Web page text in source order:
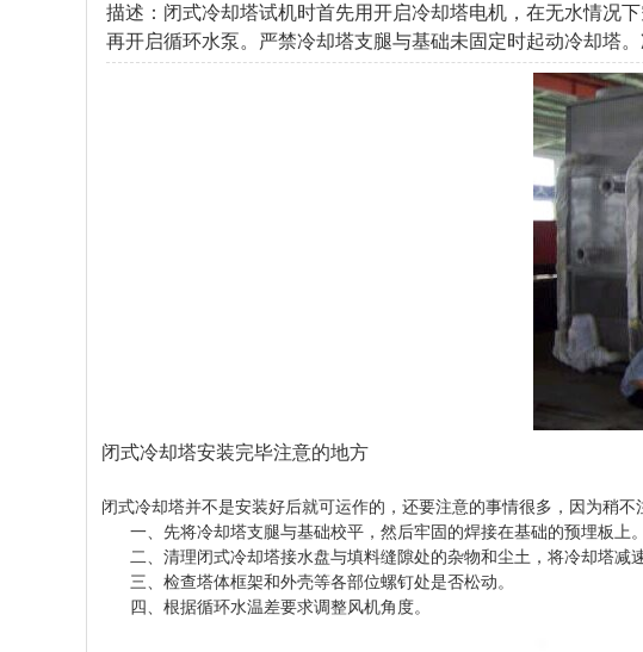
描述：闭式冷却塔试机时首先用开启冷却塔电机，在无水情况
再开启循环水泵。严禁冷却塔支腿与基础未固定时起动冷却塔
闭式冷却塔安装完毕注意的地方
闭式冷却塔并不是安装好后就可运作的，还要注意的事情很多，因为稍
一、先将冷却塔支腿与基础校平，然后牢固的焊接在基础的预埋板上。
二、清理闭式冷却塔接水盘与填料缝隙处的杂物和尘土，将冷却塔减速
三、检查塔体框架和外壳等各部位螺钉处是否松动。
四、根据循环水温差要求调整风机角度。